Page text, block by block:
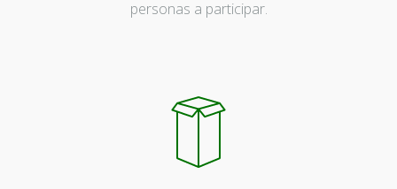
personas a participar.